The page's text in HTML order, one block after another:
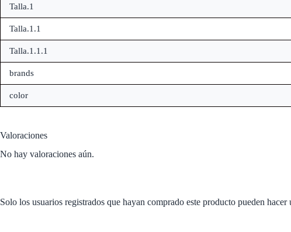
Talla.1
Talla.1.1
Talla.1.1.1
brands
color
Valoraciones
No hay valoraciones aún.
Solo los usuarios registrados que hayan comprado este producto pueden hacer